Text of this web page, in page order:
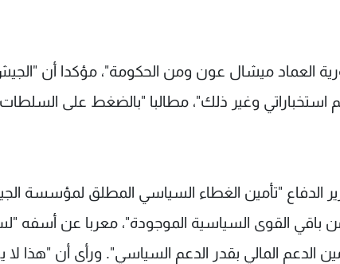
العماد ميشال عون ومن الحكومة"، مؤكدا أن
وغير ذلك"، مطالبا "بالضغط على السلطات
الدفاع "تأمين الغطاء السياسي المطلق لمؤسسة
القوى السياسية الموجودة"، معربا عن أسفه
الدعم المالي بقدر الدعم السياسي". ورأى أن "هذا لا